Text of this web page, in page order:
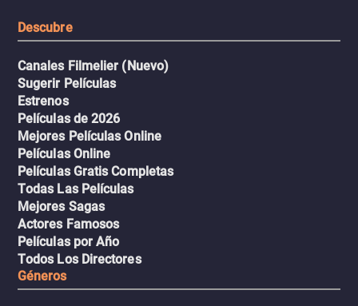
Descubre
Canales Filmelier (Nuevo)
Sugerir Películas
Estrenos
Películas de 2026
Mejores Películas Online
Películas Online
Películas Gratis Completas
Todas Las Películas
Mejores Sagas
Actores Famosos
Películas por Año
Todos Los Directores
Géneros